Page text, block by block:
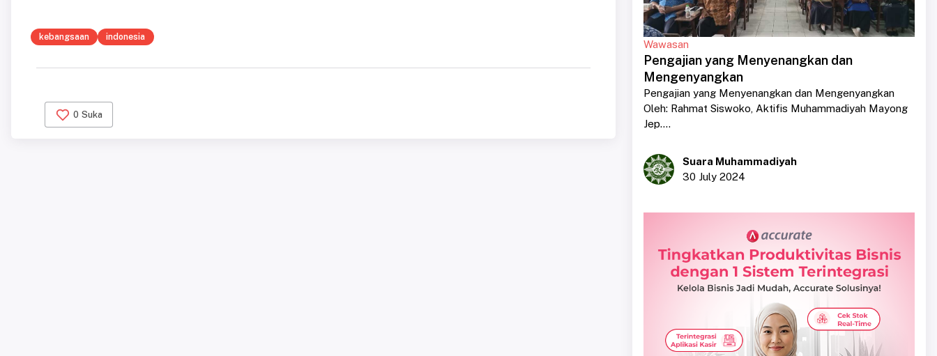
kebangsaan indonesia
0 Suka
Wawasan
Pengajian yang Menyenangkan dan
Mengenyangkan
Pengajian yang Menyenangkan dan Mengenyangkan
Oleh: Rahmat Siswoko, Aktifis Muhammadiyah Mayong
Jep....
Suara Muhammadiyah
30 July 2024